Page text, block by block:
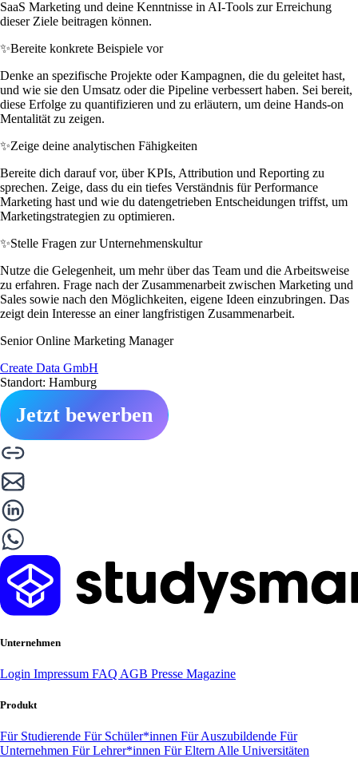
SaaS Marketing und deine Kenntnisse in AI-Tools zur Erreichung
dieser Ziele beitragen können.
✨Bereite konkrete Beispiele vor
Denke an spezifische Projekte oder Kampagnen, die du geleitet hast,
und wie sie den Umsatz oder die Pipeline verbessert haben. Sei bereit,
diese Erfolge zu quantifizieren und zu erläutern, um deine Hands-on
Mentalität zu zeigen.
✨Zeige deine analytischen Fähigkeiten
Bereite dich darauf vor, über KPIs, Attribution und Reporting zu
sprechen. Zeige, dass du ein tiefes Verständnis für Performance
Marketing hast und wie du datengetrieben Entscheidungen triffst, um
Marketingstrategien zu optimieren.
✨Stelle Fragen zur Unternehmenskultur
Nutze die Gelegenheit, um mehr über das Team und die Arbeitsweise
zu erfahren. Frage nach der Zusammenarbeit zwischen Marketing und
Sales sowie nach den Möglichkeiten, eigene Ideen einzubringen. Das
zeigt dein Interesse an einer langfristigen Zusammenarbeit.
Senior Online Marketing Manager
Create Data GmbH
Standort: Hamburg
Jetzt bewerben
Unternehmen
Login Impressum FAQ AGB Presse Magazine
Produkt
Für Studierende Für Schüler*innen Für Auszubildende Für
Unternehmen Für Lehrer*innen Für Eltern Alle Universitäten